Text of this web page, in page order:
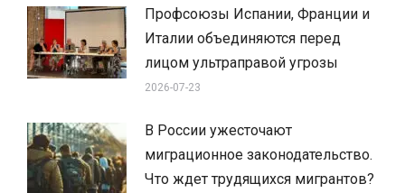
Профсоюзы Испании, Франции и
Италии объединяются перед
лицом ультраправой угрозы
2026-07-23
В России ужесточают
миграционное законодательство.
Что ждет трудящихся мигрантов?